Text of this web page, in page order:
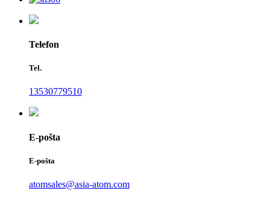
Telefon
Tel.
13530779510
E-pošta
E-pošta
atomsales@asia-atom.com